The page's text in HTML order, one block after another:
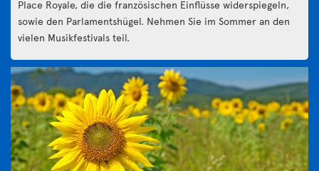
Place Royale, die die französischen Einflüsse widerspiegeln,
sowie den Parlamentshügel. Nehmen Sie im Sommer an den
vielen Musikfestivals teil.